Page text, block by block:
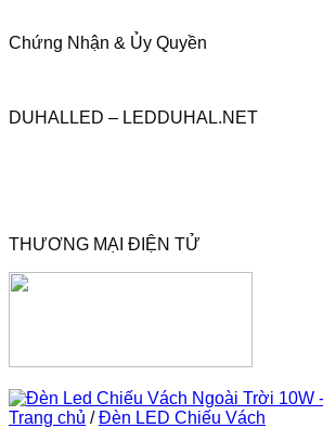
Chứng Nhận & Ủy Quyền
DUHALLED – LEDDUHAL.NET
THƯƠNG MẠI ĐIỆN TỬ
Trang chủ / Đèn LED Chiếu Vách